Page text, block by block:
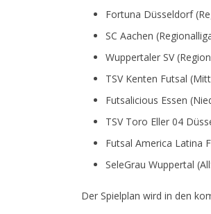
Fortuna Düsseldorf
SC Aachen
Wuppertaler SV
TSV Kenten Futsal
Futsalicious Essen
TSV Toro Eller 04
Futsal America Latina
SeleGrau Wuppertal
Der Spielplan wird in den